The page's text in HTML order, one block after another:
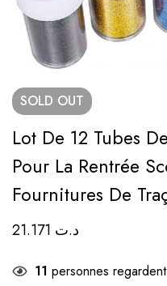
SOLD OUT
Lot De 12 Tubes
Pour La Rentrée
Fournitures De
د.ت
11 personnes